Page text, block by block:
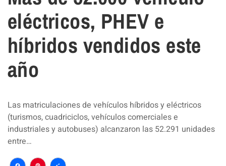
eléctricos, PHEV e
híbridos vendidos este
año
Las matriculaciones de vehículos híbridos y eléctricos
(turismos, cuadriciclos, vehículos comerciales e
industriales y autobuses) alcanzaron las 52.291 unidades
entre…